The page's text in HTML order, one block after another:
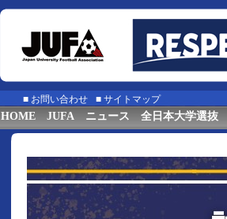
■ お問い合わせ ■ サイトマップ
HOME JUFA ニュース 全日本大学選抜